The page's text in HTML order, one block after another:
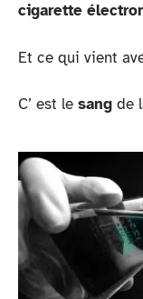
cigarette
Et ce qui vient
C’ est le sang de